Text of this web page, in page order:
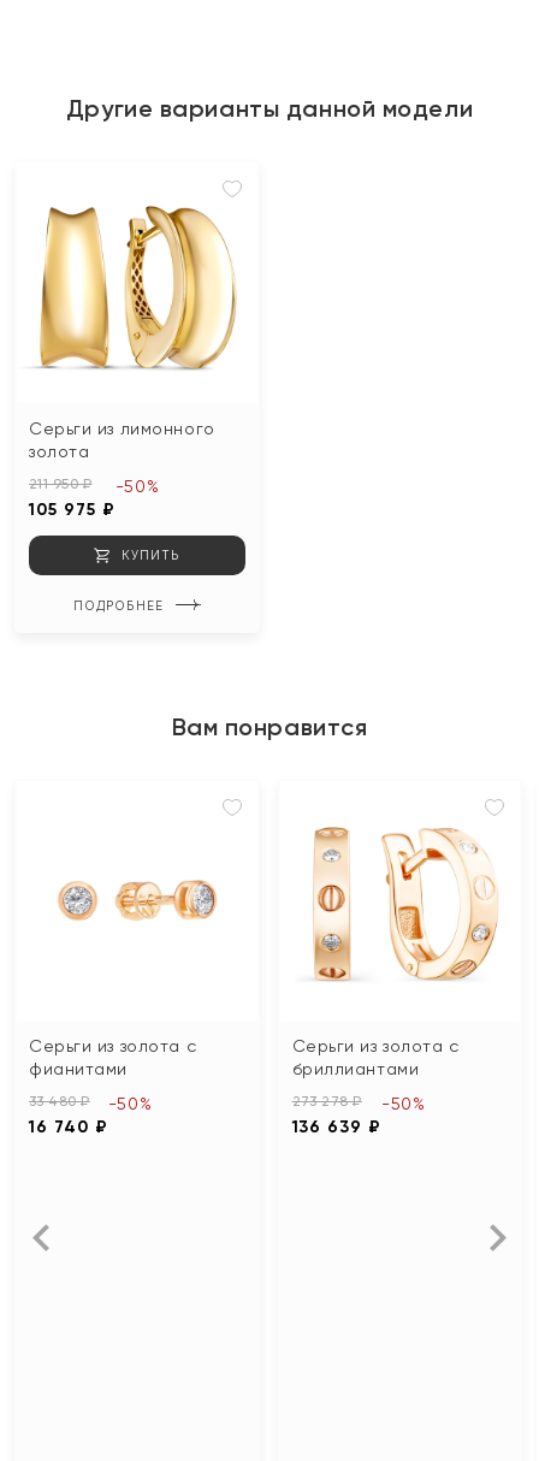
Другие варианты данной модели
Серьги из лимонного
золота
211 950 ₽
105 975 ₽
-50%
КУПИТЬ
ПОДРОБНЕЕ
Вам понравится
Серьги из золота с
фианитами
33 480 ₽
16 740 ₽
-50%
Серьги из золота с
бриллиантами
273 278 ₽
136 639 ₽
-50%